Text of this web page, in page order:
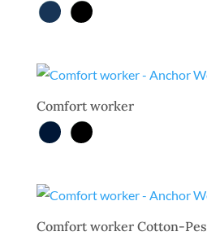
Comfort worker
Comfort worker Cotton-Pes